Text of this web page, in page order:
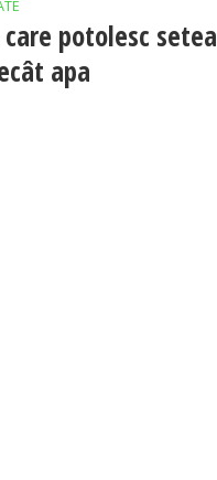
potolesc setea
apa